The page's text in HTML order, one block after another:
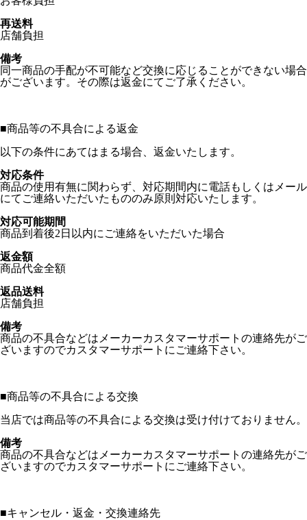
再送料
店舗負担
備考
同一商品の手配が不可能など交換に応じることができない場合
がございます。その際は返金にてご了承ください。
■商品等の不具合による返金
以下の条件にあてはまる場合、返金いたします。
対応条件
商品の使用有無に関わらず、対応期間内に電話もしくはメール
にてご連絡いただいたもののみ原則対応いたします。
対応可能期間
商品到着後2日以内にご連絡をいただいた場合
返金額
商品代金全額
返品送料
店舗負担
備考
商品の不具合などはメーカーカスタマーサポートの連絡先がご
ざいますのでカスタマーサポートにご連絡下さい。
■商品等の不具合による交換
当店では商品等の不具合による交換は受け付けておりません。
備考
商品の不具合などはメーカーカスタマーサポートの連絡先がご
ざいますのでカスタマーサポートにご連絡下さい。
■キャンセル・返金・交換連絡先